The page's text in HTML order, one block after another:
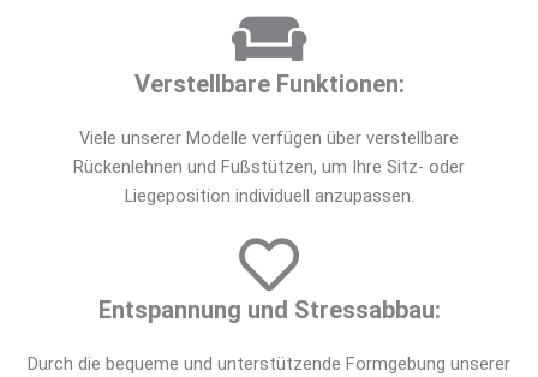
Verstellbare Funktionen:
Viele unserer Modelle verfügen über verstellbare
Rückenlehnen und Fußstützen, um Ihre Sitz- oder
Liegeposition individuell anzupassen.
Entspannung und Stressabbau:
Durch die bequeme und unterstützende Formgebung unserer